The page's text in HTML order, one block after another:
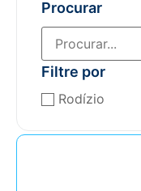
Procurar
Filtre por
Rodízio